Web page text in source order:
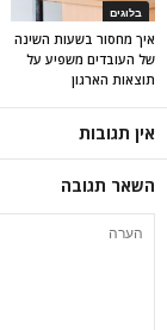
בלוגים
איך מחסור בשעות השינה
של העובדים משפיע על
תוצאות הארגון
אין תגובות
השאר תגובה